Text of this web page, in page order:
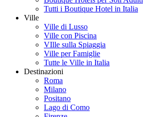
Tutti i Boutique Hotel in Italia
Ville
Ville di Lusso
Ville con Piscina
VIlle sulla Spiaggia
Ville per Famiglie
Tutte le Ville in Italia
Destinazioni
Roma
Milano
Positano
Lago di Como